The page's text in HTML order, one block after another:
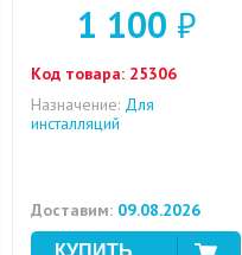
1 100 ₽
Код товара: 25306
Назначение: Для
инсталляций
Доставим: 09.08.2026